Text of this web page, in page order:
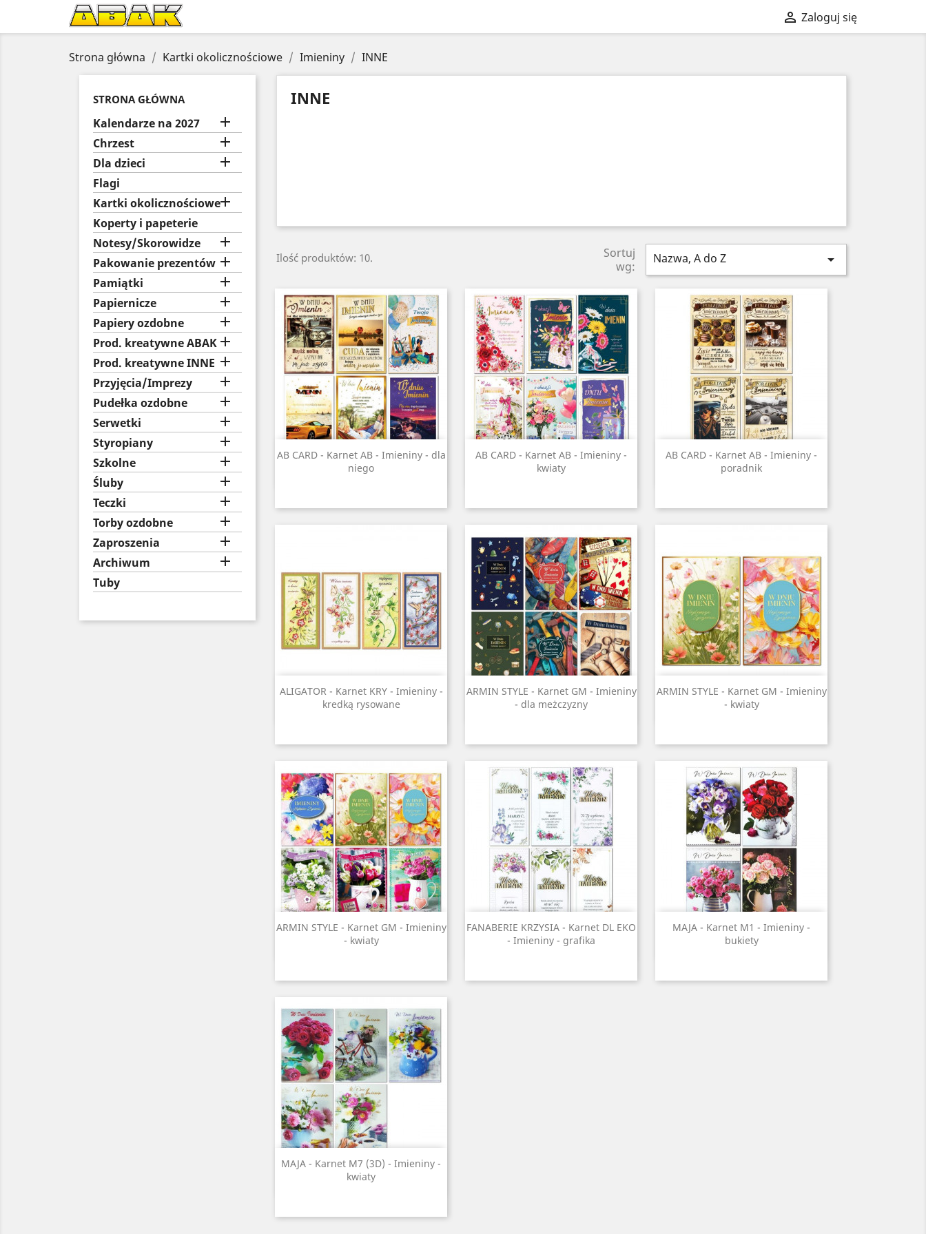
 Zaloguj się
Strona główna Kartki okolicznościowe Imieniny INNE
STRONA GŁÓWNA
Kalendarze na 2027 
Chrzest 
Dla dzieci 
Flagi
Kartki okolicznościowe
Koperty i papeterie
Notesy/Skorowidze

Pakowanie prezentów 
Pamiątki 
Papiernicze 
Papiery ozdobne 
Prod. kreatywne ABAK
Prod. kreatywne INNE 
Przyjęcia/Imprezy 
Pudełka ozdobne 
Serwetki 
Styropiany 
Szkolne 
Śluby 
Teczki 
Torby ozdobne 
Zaproszenia 
Archiwum 
Tuby
INNE
Ilość produktów: 10.
Sortuj
wg:
Nazwa, A do Z 
AB CARD - Karnet AB - Imieniny - dla
niego
Szybki podgląd
AB CARD - Karnet AB - Imieniny -
kwiaty
Szybki podgląd
AB CARD - Karnet AB - Imieniny -
poradnik
Szybki podgląd
ALIGATOR - Karnet KRY - Imieniny -
kredką rysowane
Szybki podgląd
ARMIN STYLE - Karnet GM - Imieniny
- dla meżczyzny
Szybki podgląd
ARMIN STYLE - Karnet GM - Imieniny
- kwiaty
Szybki podgląd
ARMIN STYLE - Karnet GM - Imieniny
- kwiaty
Szybki podgląd
FANABERIE KRZYSIA - Karnet DL EKO
- Imieniny - grafika
 Szybki podgląd
MAJA - Karnet M1 - Imieniny -
bukiety
Szybki podgląd
MAJA - Karnet M7 (3D) - Imieniny -
kwiaty
Szybki podgląd